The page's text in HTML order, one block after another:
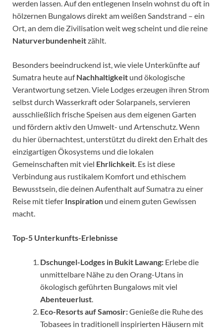
werden lassen. Auf den entlegenen Inseln wohnst du oft in
hölzernen Bungalows direkt am weißen Sandstrand – ein
Ort, an dem die Zivilisation weit weg scheint und die reine
Naturverbundenheitzählt.
Besonders beeindruckend ist, wie viele Unterkünfte auf
Sumatra heute aufNachhaltigkeit und ökologische
Verantwortung setzen. Viele Lodges erzeugen ihren Strom
selbst durch Wasserkraft oder Solarpanels, servieren
ausschließlich frische Speisen aus dem eigenen Garten
und fördern aktiv den Umwelt- und Artenschutz. Wenn
du hier übernachtest, unterstützt du direkt den Erhalt des
einzigartigen Ökosystems und die lokalen
Gemeinschaften mit viel Ehrlichkeit. Es ist diese
Verbindung aus rustikalem Komfort und ethischem
Bewusstsein, die deinen Aufenthalt auf Sumatra zu einer
Reise mit tiefer Inspiration und einem guten Gewissen
macht.
Top-5 Unterkunfts-Erlebnisse
Dschungel-Lodges in Bukit Lawang: Erlebe die
unmittelbare Nähe zu den Orang-Utans in
ökologisch geführten Bungalows mit viel
Abenteuerlust.
Eco-Resorts auf Samosir:Genieße die Ruhe des
Tobasees in traditionell inspirierten Häusern mit